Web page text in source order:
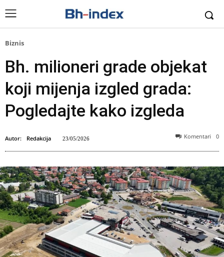
Biznis
Bh. milioneri grade objekat
koji mijenja izgled grada:
Pogledajte kako izgleda
Autor: Redakcija 23/05/2026 Komentari 0